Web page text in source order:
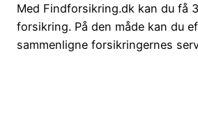
Med Findforsikring.dk kan du få
forsikring. På den måde kan du
sammenligne forsikringernes